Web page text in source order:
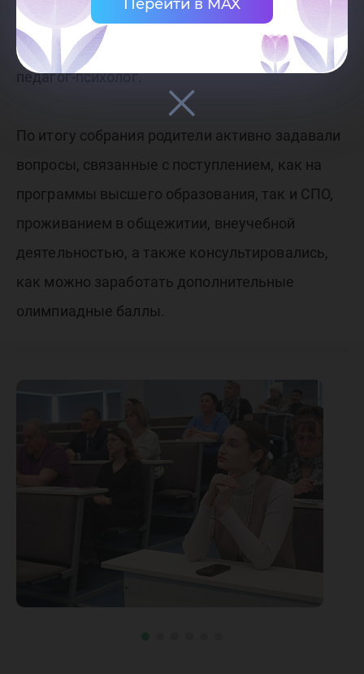
Перейти в MAX
обратить как по вопросам, связанным с
учебным процессом, так и личным», - отметила
педагог-психолог.
По итогу собрания родители активно задавали
вопросы, связанные с поступлением, как на
программы высшего образования, так и СПО,
проживанием в общежитии, внеучебной
деятельностью, а также консультировались,
как можно заработать дополнительные
олимпиадные баллы.